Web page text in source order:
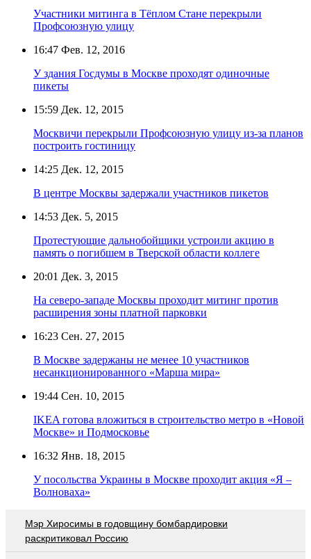
Участники митинга в Тёплом Стане перекрыли
Профсоюзную улицу
16:47 Фев. 12, 2016
У здания Госдумы в Москве проходят одиночные
пикеты
15:59 Дек. 12, 2015
Москвичи перекрыли Профсоюзную улицу из-за планов
построить гостиницу
14:25 Дек. 12, 2015
В центре Москвы задержали участников пикетов
14:53 Дек. 5, 2015
Протестующие дальнобойщики устроили акцию в
память о погибшем в Тверской области коллеге
20:01 Дек. 3, 2015
На северо-западе Москвы проходит митинг против
расширения зоны платной парковки
16:23 Сен. 27, 2015
В Москве задержаны не менее 10 участников
несанкционированного «Марша мира»
19:44 Сен. 10, 2015
IKEA готова вложиться в строительство метро в «Новой
Москве» и Подмосковье
16:32 Янв. 18, 2015
У посольства Украины в Москве проходит акция «Я –
Волноваха»
Мэр Хиросимы в годовщину бомбардировки
раскритиковал Россию